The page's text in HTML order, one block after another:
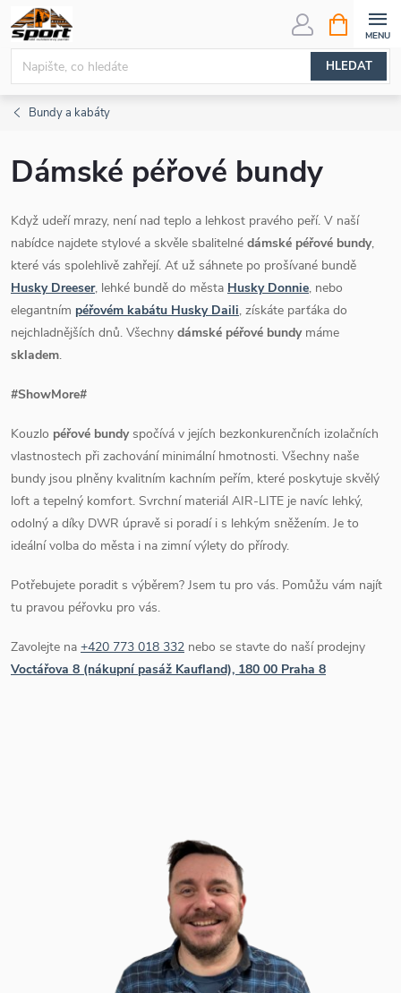
Přejít
na
obsah
HLEDAT
NÁKUPNÍ
KOŠÍK
Bundy a kabáty
Dámské péřové bundy
Když udeří mrazy, není nad teplo a lehkost pravého peří. V naší
nabídce najdete stylové a skvěle sbalitelné dámské péřové bundy,
které vás spolehlivě zahřejí. Ať už sáhnete po prošívané bundě
Husky Dreeser, lehké bundě do města Husky Donnie, nebo
elegantním péřovém kabátu Husky Daili, získáte parťáka do
nejchladnějších dnů. Všechny dámské péřové bundymáme
skladem.
#ShowMore#
Kouzlo péřové bundyspočívá v jejích bezkonkurenčních izolačních
vlastnostech při zachování minimální hmotnosti. Všechny naše
bundy jsou plněny kvalitním kachním peřím, které poskytuje skvělý
loft a tepelný komfort. Svrchní materiál AIR-LITE je navíc lehký,
odolný a díky DWR úpravě si poradí i s lehkým sněžením. Je to
ideální volba do města i na zimní výlety do přírody.
Potřebujete poradit s výběrem? Jsem tu pro vás. Pomůžu vám najít
tu pravou péřovku pro vás.
Zavolejte na +420 773 018 332 nebo se stavte do naší prodejny
Voctářova 8 (nákupní pasáž Kaufland), 180 00 Praha 8